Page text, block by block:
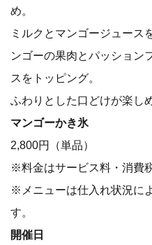
め。
ミルクとマンゴージュース
ンゴーの果肉とパッション
スをトッピング。
ふわりとした口どけが楽し
マンゴーかき氷
2,800円（単品）
※料金はサービス料・消費
※メニューは仕入れ状況に
す。
開催日